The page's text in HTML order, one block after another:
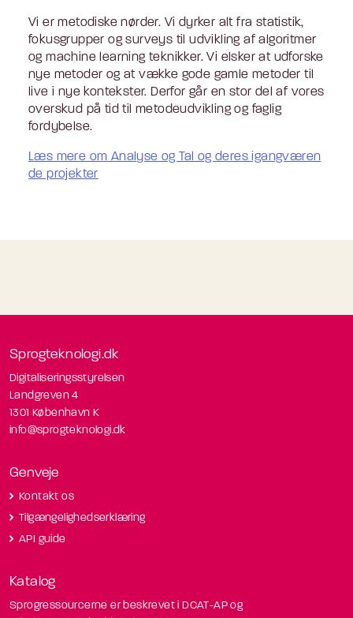
Vi er metodiske nørder. Vi dyrker alt fra statistik,
fokusgrupper og surveys til udvikling af algoritmer
og machine learning teknikker. Vi elsker at udforske
nye metoder og at vække gode gamle metoder til
live i nye kontekster. Derfor går en stor del af vores
overskud på tid til metodeudvikling og faglig
fordybelse.
Læs mere om Analyse og Tal og deres igangværen
de projekter
Sprogteknologi.dk
Digitaliseringsstyrelsen
Landgreven 4
1301 København K
info@sprogteknologi.dk
Genveje
Kontakt os
Tilgængelighedserklæring
API guide
Katalog
Sprogressourcerne er beskrevet i DCAT-AP og